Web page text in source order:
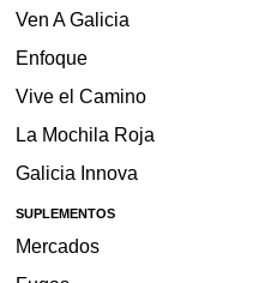
Ven A Galicia
Enfoque
Vive el Camino
La Mochila Roja
Galicia Innova
SUPLEMENTOS
Mercados